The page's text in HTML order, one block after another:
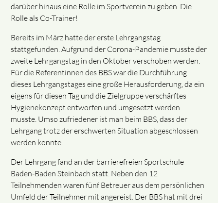
darüber hinaus eine Rolle im Sportverein zu geben. Die
Rolle als Co-Trainer!
Bereits im März hatte der erste Lehrgangstag
stattgefunden. Aufgrund der Corona-Pandemie musste der
zweite Lehrgangstag in den Oktober verschoben werden.
Für die Referentinnen des BBS war die Durchführung
dieses Lehrgangstages eine große Herausforderung, da ein
eigens für diesen Tag und die Zielgruppe verschärftes
Hygienekonzept entworfen und umgesetzt werden
musste. Umso zufriedener ist man beim BBS, dass der
Lehrgang trotz der erschwerten Situation abgeschlossen
werden konnte.
Der Lehrgang fand an der barrierefreien Sportschule
Baden-Baden Steinbach statt. Neben den 12
Teilnehmenden waren fünf Betreuer aus dem persönlichen
Umfeld der Teilnehmer mit angereist. Der BBS hat mit drei